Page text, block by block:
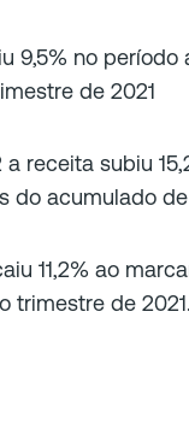
9,5% no período
de 2021
receita subiu
do acumulado de
11,2% ao
trimestre de 2021.